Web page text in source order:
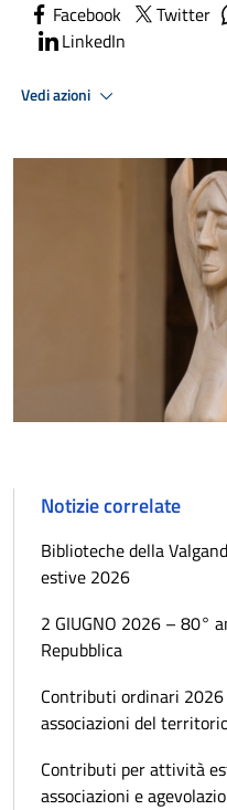
Facebook Twitter
LinkedIn
Vedi azioni
Notizie correlate
Biblioteche della
estive 2026
2 GIUGNO 2026 – 80°
Repubblica
Contributi ordinari
associazioni del
Contributi per attività
associazioni e